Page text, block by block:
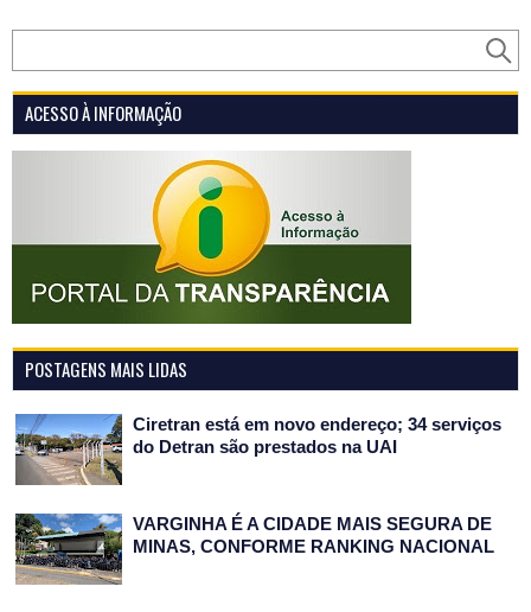
ACESSO À INFORMAÇÃO
POSTAGENS MAIS LIDAS
Ciretran está em novo endereço; 34 serviços
do Detran são prestados na UAI
VARGINHA É A CIDADE MAIS SEGURA DE
MINAS, CONFORME RANKING NACIONAL